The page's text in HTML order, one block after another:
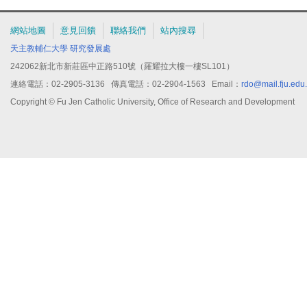
網站地圖 意見回饋 聯絡我們 站內搜尋
天主教輔仁大學 研究發展處
242062新北市新莊區中正路510號（羅耀拉大樓一樓SL101）
連絡電話：02-2905-3136 傳真電話：02-2904-1563 Email：
Copyright © Fu Jen Catholic University, Office of Research and Development